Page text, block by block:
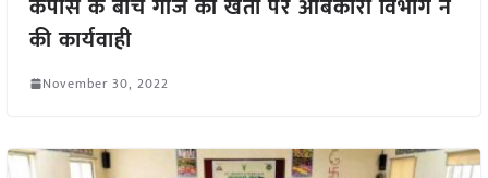
कपास के बीच गांजे की खेती पर आबकारी विभाग ने
की कार्यवाही
November 30, 2022